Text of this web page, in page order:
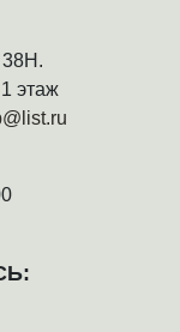
38Н.
этаж